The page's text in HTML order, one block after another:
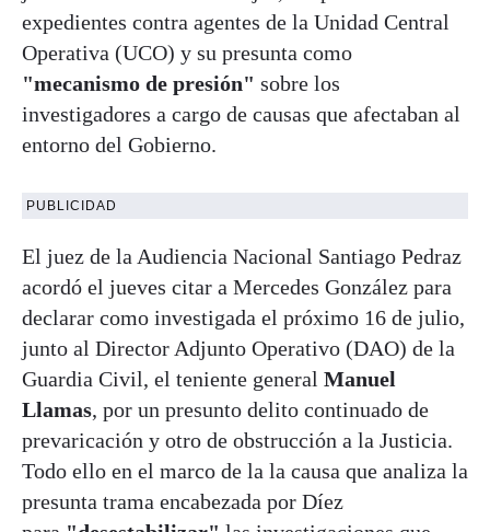
expedientes contra agentes de la Unidad Central
Operativa (UCO) y su presunta como
"mecanismo de presión" sobre los
investigadores a cargo de causas que afectaban al
entorno del Gobierno.
PUBLICIDAD
El juez de la Audiencia Nacional Santiago Pedraz
acordó el jueves citar a Mercedes González para
declarar como investigada el próximo 16 de julio,
junto al Director Adjunto Operativo (DAO) de la
Guardia Civil, el teniente general Manuel
Llamas, por un presunto delito continuado de
prevaricación y otro de obstrucción a la Justicia.
Todo ello en el marco de la la causa que analiza la
presunta trama encabezada por Díez